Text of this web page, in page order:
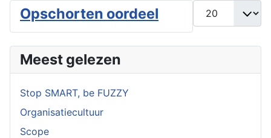
Display #
Opschorten oordeel
Meest gelezen
Stop SMART, be FUZZY
Organisatiecultuur
Scope